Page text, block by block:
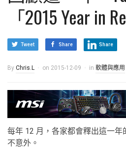
「2015 Year in
Tweet Share Share
By Chris.L on 2015-12-09 in 軟體與應用
每年 12 月，各家都會釋出這一年
不意外。